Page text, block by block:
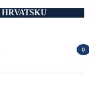
HRVATSKU
0